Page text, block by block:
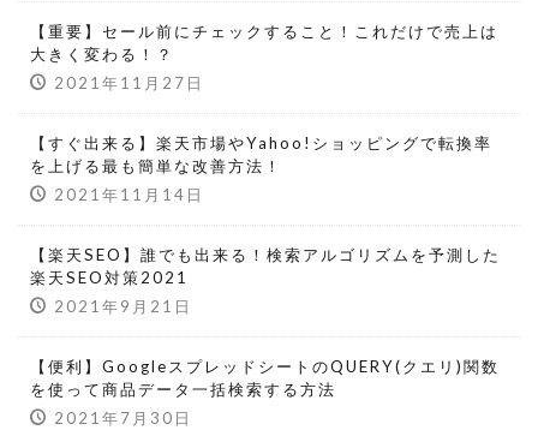
【重要】セール前にチェックすること！これだけで売上は
大きく変わる！？
2021年11月27日
【すぐ出来る】楽天市場やYahoo!ショッピングで転換率
を上げる最も簡単な改善方法！
2021年11月14日
【楽天SEO】誰でも出来る！検索アルゴリズムを予測した
楽天SEO対策2021
2021年9月21日
【便利】GoogleスプレッドシートのQUERY(クエリ)関数
を使って商品データ一括検索する方法
2021年7月30日